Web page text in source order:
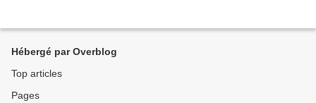
Hébergé par Overblog
Top articles
Pages